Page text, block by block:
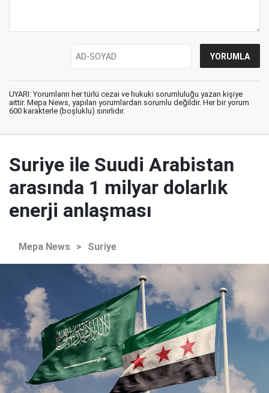
UYARI: Yorumların her türlü cezai ve hukuki sorumluluğu yazan kişiye
aittir. Mepa News, yapılan yorumlardan sorumlu değildir. Her bir yorum
600 karakterle (boşluklu) sınırlıdır.
Suriye ile Suudi Arabistan
arasında 1 milyar dolarlık
enerji anlaşması
Mepa News > Suriye